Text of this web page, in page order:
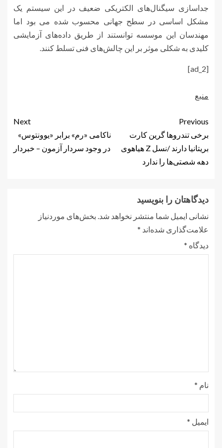
جداسازی سیگنال‌های الکتریکی ضعیف در این سیستم یک
مشکل اساسی در سطح جهانی محسوب شده می بود اما
مهندسان این موسسه توانستند از طریق داده‌های آزمایشی
کلیدی به شکلی موثر بر این چالش‌های فنی تسلط کنند.
[ad_2]
منبع
Previous
برخی تندروها گرین کارت
بریتانیا دارند /نسل Z هیاهوی
دهه شصتی‌ها را ندارد
Next
ناکامی «رم» برابر «یوونتوس»
در وجود سردار آزمون – خبردار
دیدگاهتان را بنویسید
نشانی ایمیل شما منتشر نخواهد شد. بخش‌های موردنیاز
علامت‌گذاری شده‌اند *
دیدگاه *
نام *
ایمیل *